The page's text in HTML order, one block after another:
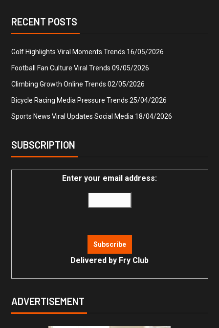
RECENT POSTS
Golf Highlights Viral Moments Trends 16/05/2026
Football Fan Culture Viral Trends 09/05/2026
Climbing Growth Online Trends 02/05/2026
Bicycle Racing Media Pressure Trends 25/04/2026
Sports News Viral Updates Social Media 18/04/2026
SUBSCRIPTION
Enter your email address:
Delivered by Fry Club
ADVERTISEMENT